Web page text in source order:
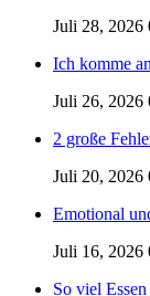
Juli 28, 2026
Ich komme
Juli 26, 2026
2 große
Juli 20, 2026
Emotional
Juli 16, 2026
So viel